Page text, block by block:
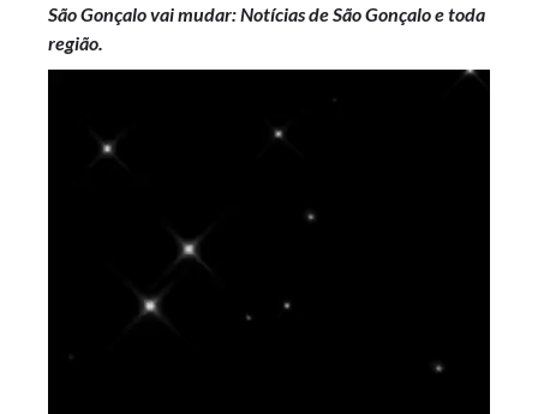
São Gonçalo vai mudar: Notícias de São Gonçalo e toda
região.